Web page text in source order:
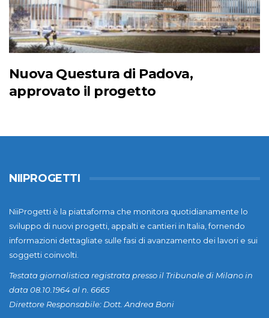
Nuova Questura di Padova,
approvato il progetto
NIIPROGETTI
NiiProgetti è la piattaforma che monitora quotidianamente lo
sviluppo di nuovi progetti, appalti e cantieri in Italia, fornendo
informazioni dettagliate sulle fasi di avanzamento dei lavori e sui
soggetti coinvolti.
Testata giornalistica registrata presso il Tribunale di Milano in
data 08.10.1964 al n. 6665
Direttore Responsabile: Dott. Andrea Boni